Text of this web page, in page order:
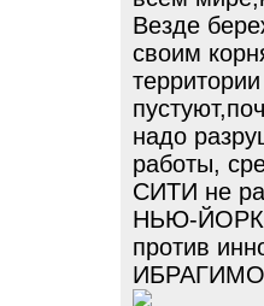
Везде
своим
надо
работы,
СИТИ не
НЬЮ-ЙОРК
против